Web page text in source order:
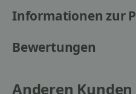
Informationen zur
Bewertungen
Anderen